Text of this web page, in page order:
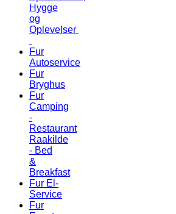
Hygge
og
Oplevelser
Fur
Autoservice
Fur
Bryghus
Fur
Camping
-
Restaurant
Raakilde
- Bed
&
Breakfast
Fur El-
Service
Fur